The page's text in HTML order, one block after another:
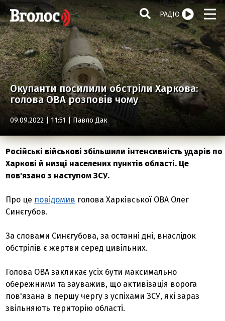
РАДІО
Окупанти посилили обстріли Харкова:
голова ОВА розповів чому
09.09.2022 | 11:51 | Павло Дак
Російські військові збільшили інтенсивність ударів по
Харкові й низці населених пунктів області. Це
пов'язано з наступом ЗСУ.
Про це повідомив голова Харківської ОВА Олег
Синєгубов.
За словами Синєгубова, за останні дні, внаслідок
обстрілів є жертви серед цивільних.
Голова ОВА закликає усіх бути максимально
обережними та зауважив, що активізація ворога
пов'язана в першу чергу з успіхами ЗСУ, які зараз
звільняють територію області.